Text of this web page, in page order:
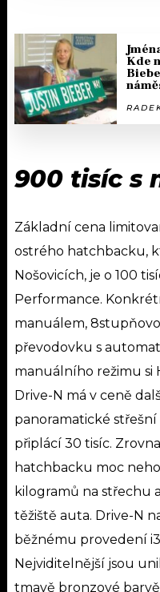
Kde
900 tisíc s
Základní cena
ostrého hatchbacku,
Nošovicích, je o 100
Performance.
manuálem,
převodovku s
manuálního režimu si
Drive-N má v ceně
panoramatické
připlácí 30 tisíc.
hatchbacku moc
kilogramů na střechu
těžiště auta. Drive-N
běžnému provedení
Nejviditelnější jsou
tmavě bronzové